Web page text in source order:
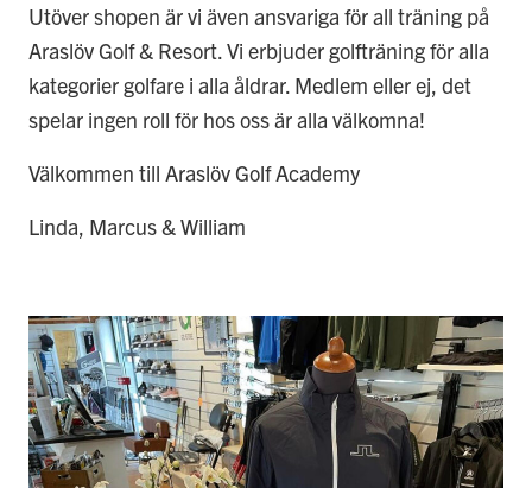
Utöver shopen är vi även ansvariga för all träning på
Araslöv Golf & Resort. Vi erbjuder golfträning för alla
kategorier golfare i alla åldrar. Medlem eller ej, det
spelar ingen roll för hos oss är alla välkomna!
Välkommen till Araslöv Golf Academy
Linda, Marcus & William